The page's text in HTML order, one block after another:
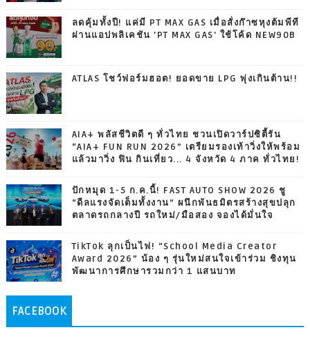
ลดคุ้มทั้งปี! แค่มี PT MAX GAS เมื่อสั่งก๊าซหุงต้มพีที
ผ่านแอปพลิเคชัน 'PT MAX GAS' ใช้โค้ด NEW90B
ATLAS โชว์ฟอร์มฮอต! ยอดขาย LPG พุ่งเกินต้าน!!
AIA+ พลัสชีวิตดี ๆ ทั่วไทย ชวนเปิดวาร์ปซิตี้รัน
“AIA+ FUN RUN 2026” เตรียมรองเท้าวิ่งให้พร้อม
แล้วมาวิ่ง ฟิน กินเที่ยว... 4 จังหวัด 4 ภาค ทั่วไทย!
ปักหมุด 1-5 ก.ค.นี้! FAST AUTO SHOW 2026 ชู
“ดีลแรงจัดเต็มทั้งงาน” ผนึกพันธมิตรสร้างสุขปลุก
ตลาดรถกลางปี รถใหม่/มือสอง จองได้มั่นใจ
TikTok ลุกเป็นไฟ! “School Media Creator
Award 2026” น้อง ๆ รุ่นใหม่สนใจเข้าร่วม ชิงทุน
พัฒนาการศึกษารวมกว่า 1 แสนบาท
FACEBOOK